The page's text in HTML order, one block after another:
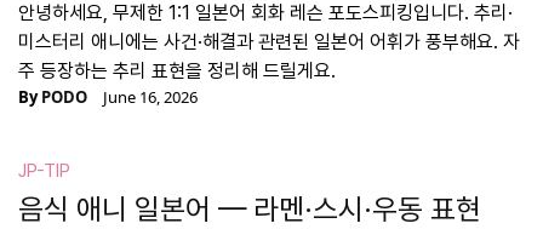
안녕하세요, 무제한 1:1 일본어 회화 레슨 포도스피킹입니다. 추리·
미스터리 애니에는 사건·해결과 관련된 일본어 어휘가 풍부해요. 자
주 등장하는 추리 표현을 정리해 드릴게요.
ByPODO June 16, 2026
JP-TIP
음식 애니 일본어 — 라멘·스시·우동 표현